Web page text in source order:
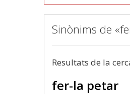
Sinònims de
Resultats de la
fer-la petar